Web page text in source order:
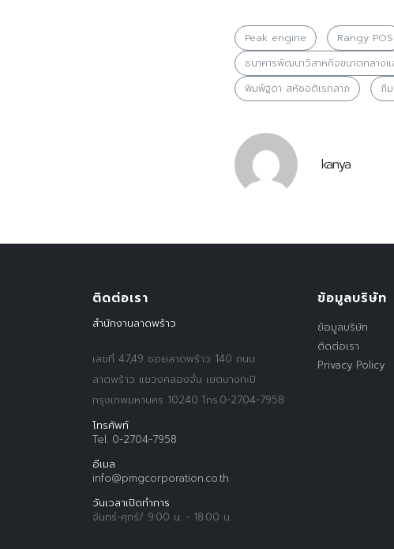
Peak engine Rangy POS
ธนาคารพัฒนาวิสาหกิจขนาดกลางแ
พิมพ์ฐดา สหัชอติเรกลาภ
ภี
kanya
ติดต่อเรา
สำนักงานลาดพร้าว
เลขที่ 47,49 ซอยลาดพร้าว 140 ถนน
ลาดพร้าว แขวงคลองจั่น เขตบางกะปิ
กรุงเทพมหานคร 10240 โทร.0-2704-7958
โทรศัพท์
Tel. 0-2704-7958
อีเมล
info@pmgcorporation.co.th
วันเวลาเปิดทำการ
จันทร์-ศุกร์/ 9:00 น. - 18:00 น.
ข้อมูลบริษัท
ข้อมูลบริษัท
ติดต่อเรา
Privacy Policy